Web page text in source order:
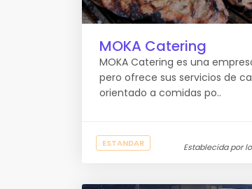
MOKA Catering
MOKA Catering es una
pero ofrece sus servicios de
orientado a comidas po..
ESTANDAR Establecida por